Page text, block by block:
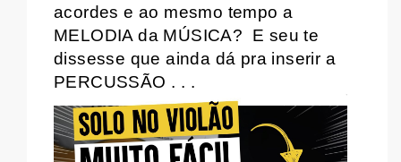
acordes e ao mesmo tempo a
MELODIA da MÚSICA? E seu te
dissesse que ainda dá pra inserir a
PERCUSSÃO . . .